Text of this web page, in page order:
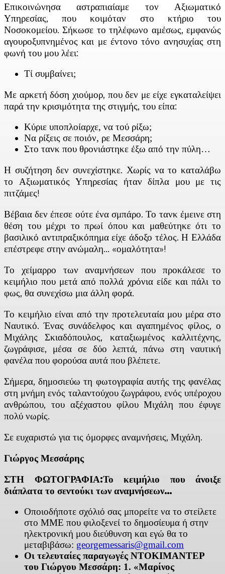
Επικοινώνησα αστραπιαίαμε τον Αξιωματικό
Υπηρεσίας, που κοιμόταν στο κτήριο του
Νοσοκομείου. Σήκωσε το τηλέφωνο αμέσως, εμφανώς
αγουροξυπνημένος και με έντονο τόνο ανησυχίας στη
φωνή του μου λέει:
Τί συμβαίνει;
Με αρκετή δόση χιούμορ, που δεν με είχε εγκαταλείψει
παρά την κρισιμότητα της στιγμής, του είπα:
Κύριε υποπλοίαρχε, να τού ρίξω;
Να ρίξεις σε ποιόν, ρε Μεσσάρη;
Στο τανκ που θρονιάστηκε έξω από την πύλη…
Η συζήτηση δεν συνεχίστηκε. Χωρίς να το καταλάβω
το Αξιωματικός Υπηρεσίας ήταν δίπλα μου με τις
πιτζάμες!
Βέβαια δεν έπεσε ούτε ένα σμπάρο. Το τανκ έμεινε στη
θέση του μέχρι το πρωί όπου και μαθεύτηκε ότι το
βασιλικό αντιπραξικόπημα είχε άδοξο τέλος. Η Ελλάδα
επέστρεφε στην ανώμαλη… «ομαλότητα»!
Το χείμαρρο των αναμνήσεων που προκάλεσε το
κειμήλιο που μετά από πολλά χρόνια είδε και πάλι το
φως, θα συνεχίσω μια άλλη φορά.
Το κειμήλιο είναι από την προτελευταία μου μέρα στο
Ναυτικό. Ένας συνάδελφος και αγαπημένος φίλος, ο
Μιχάλης Σκιαδόπουλος, καταξιωμένος καλλιτέχνης,
ζωγράφισε, μέσα σε δύο λεπτά, πάνω στη ναυτική
φανέλα που φορούσα αυτά που βλέπετε.
Σήμερα, δημοσιεύω τη φωτογραφία αυτής της φανέλας
στη μνήμη ενός ταλαντούχου ζωγράφου, ενός υπέροχου
ανθρώπου, του αξέχαστου φίλου Μιχάλη που έφυγε
πολύ νωρίς.
Σε ευχαριστώ για τις όμορφες αναμνήσεις, Μιχάλη.
Γιώργος Μεσσάρης
ΣΤΗ ΦΩΤΟΓΡΑΦΙΑ:Το κειμήλιο που άνοιξε
διάπλατα το σεντούκι των αναμνήσεων…
Οποιοδήποτε σχόλιό σας μπορείτε να το στείλετε
στο ΜΜΕ που φιλοξενεί το δημοσίευμα ή στην
ηλεκτρονική μου διεύθυνση και εγώ θα το
μεταβιβάσω: georgemessaris@gmail.com
Οι τελευταίες παραγωγές ΝΤΟΚΙΜΑΝΤΕΡ
του Γιώργου Μεσσάρη: 1. «Μαρίνος